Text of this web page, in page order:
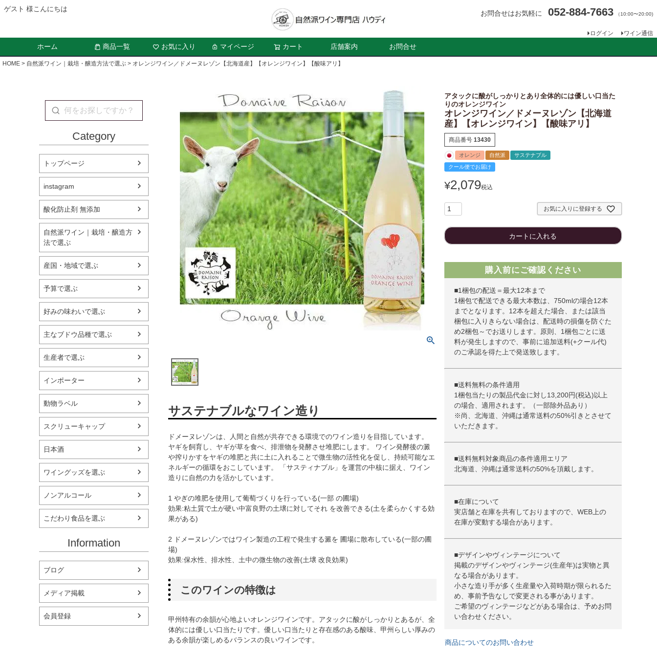
ゲスト 様こんにちは
お問合せはお気軽に 052-884-7663 （10:00〜20:00)
ログイン ワイン通信
ホーム 商品一覧 お気に入り マイページ カート 店舗案内 お問合せ
HOME 自然派ワイン｜栽培・醸造方法で選ぶ オレンジワイン／ドメーヌレゾン【北海道産】【オレンジワイン】【酸味アリ】
Category
トップページ
instagram
酸化防止剤 無添加
自然派ワイン｜栽培・醸造方
法で選ぶ
産国・地域で選ぶ
予算で選ぶ
好みの味わいで選ぶ
主なブドウ品種で選ぶ
生産者で選ぶ
インポーター
動物ラベル
スクリューキャップ
日本酒
ワイングッズを選ぶ
ノンアルコール
こだわり食品を選ぶ
Information
ブログ
メディア掲載
会員登録
サステナブルなワイン造り
ドメーヌレゾンは、人間と自然が共存できる環境でのワイン造りを目指しています。
ヤギを飼育し、ヤギが草を食べ、排泄物を発酵させ堆肥にします。 ワイン発酵後の澱
や搾りかすをヤギの堆肥と共に土に入れることで微生物の活性化を促し、持続可能なエ
ネルギーの循環をおこしています。 「サスティナブル」を運営の中核に据え、ワイン
造りに自然の力を活かしています。
1 やぎの堆肥を使用して葡萄づくりを行っている(一部 の圃場)
効果:粘土質で土が硬い中富良野の土壌に対してそれ を改善できる(土を柔らかくする効
果がある)
2 ドメーヌレゾンではワイン製造の工程で発生する澱を 圃場に散布している(一部の圃
場)
効果:保水性、排水性、土中の微生物の改善(土壌 改良効果)
このワインの特徴は
甲州特有の余韻が心地よいオレンジワインです。アタックに酸がしっかりとあるが、全
体的には優しい口当たりです。優しい口当たりと存在感のある酸味、甲州らしい厚みの
ある余韻が楽しめるバランスの良いワインです。
アタックに酸がしっかりとあり全体的には優しい口当た
りのオレンジワイン
オレンジワイン／ドメーヌレゾン【北海道
産】【オレンジワイン】【酸味アリ】
商品番号 13430
オレンジ 自然派
サステナブル
クール便でお届け
¥2,079税込
お気に入りに登録する
カートに入れる
購入前にご確認ください
■1梱包の配送＝最大12本まで
1梱包で配送できる最大本数は、750mlの場合12本
までとなります。12本を超えた場合、または該当
梱包に入りきらない場合は、配送時の損傷を防ぐた
め2梱包～でお送りします。原則、1梱包ごとに送
料が発生しますので、事前に追加送料(+クール代)
のご承認を得た上で発送致します。
■送料無料の条件適用
1梱包当たりの製品代金に対し13,200円(税込)以上
の場合、適用されます。（一部除外品あり）
※尚、北海道、沖縄は通常送料の50%引きとさせて
いただきます。
■送料無料対象商品の条件適用エリア
北海道、沖縄は通常送料の50%を頂戴します。
■在庫について
実店舗と在庫を共有しておりますので、WEB上の
在庫が変動する場合があります。
■デザインやヴィンテージについて
掲載のデザインやヴィンテージ(生産年)は実物と異
なる場合があります。
小さな造り手が多く生産量や入荷時期が限られるた
め、事前予告なしで変更される事があります。
ご希望のヴィンテージなどがある場合は、予めお問
い合わせください。
商品についてのお問い合わせ